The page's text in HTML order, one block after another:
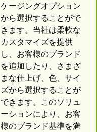
ケージングオプション
から選択することがで
きます。当社は柔軟な
カスタマイズを提供
し、お客様のブランド
を追加したり、さまざ
まな仕上げ、色、サイ
ズから選択することが
できます。このソリュ
ーションにより、お客
様のブランド基準を満